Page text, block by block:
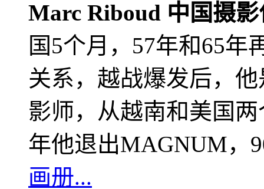
Marc Riboud 中国摄
国5个月，57年和65年
关系，越战爆发后，
影师，从越南和美国
年他退出MAGNUM，
画册...